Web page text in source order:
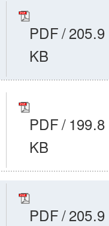
PDF/205.9
KB
PDF/ 199.8
KB
PDF/205.9